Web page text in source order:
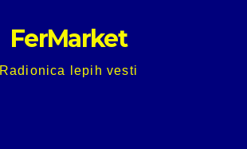
FerMarket
Radionica lepih vesti